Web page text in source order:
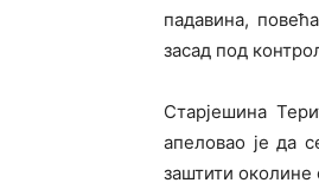
падавина,
засад под
Старјешина
апеловао је да
заштити